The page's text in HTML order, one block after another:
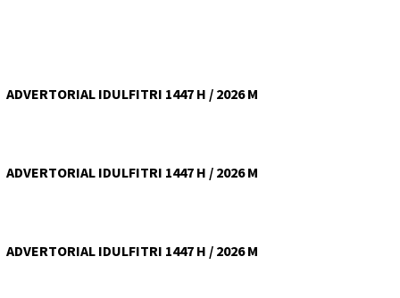
ADVERTORIAL IDULFITRI 1447 H / 2026 M
ADVERTORIAL IDULFITRI 1447 H / 2026 M
ADVERTORIAL IDULFITRI 1447 H / 2026 M